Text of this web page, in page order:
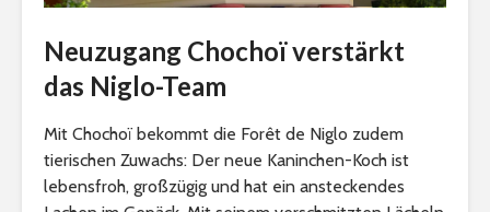
Neuzugang Chochoï verstärkt
das Niglo-Team
Mit Chochoï bekommt die Forêt de Niglo zudem
tierischen Zuwachs: Der neue Kaninchen-Koch ist
lebensfroh, großzügig und hat ein ansteckendes